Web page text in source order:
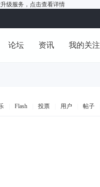
级服务， 点击查看详情
论坛 资讯 我的关注
Flash 投票 用户 帖子